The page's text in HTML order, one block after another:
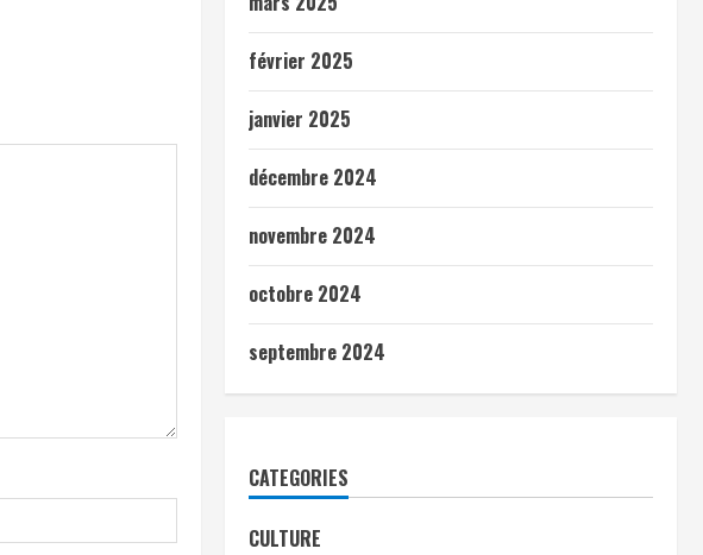
février 2025
janvier 2025
décembre 2024
novembre 2024
octobre 2024
septembre 2024
CATEGORIES
CULTURE